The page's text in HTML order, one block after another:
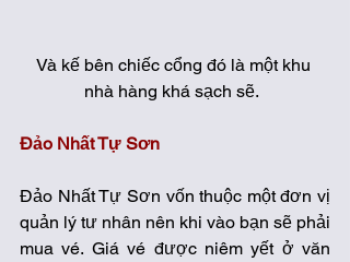
Và kế bên chiếc cổng đó là một khu
nhà hàng khá sạch sẽ.
Đảo Nhất Tự Sơn
Đảo Nhất Tự Sơn vốn thuộc một đơn vị
quản lý tư nhân nên khi vào bạn sẽ phải
mua vé. Giá vé được niêm yết ở văn